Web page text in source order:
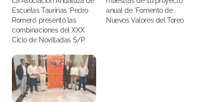
Escuelas Taurinas ’Pedro
Romero’ presentó las
combinaciones del XXX
Ciclo de Novilladas S/P
Sur TV
anual de 'Fomento de
Nuevos Valores del Toreo